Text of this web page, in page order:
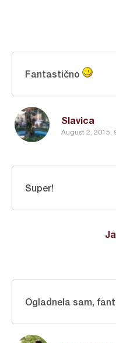
Slavica
August 2, 2015,
Fantastično
Super!
Ogladnela sam,